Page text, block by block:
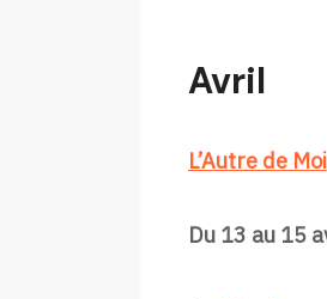
Avril
L’Autre de Moi
Du 13 au 15